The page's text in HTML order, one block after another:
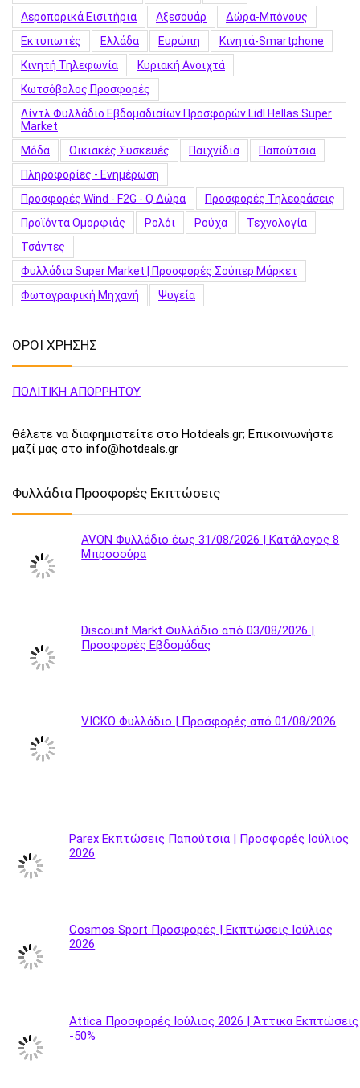
Αεροπορικά Εισιτήρια
Αξεσουάρ
Δώρα-Μπόνους
Εκτυπωτές
Ελλάδα Ευρώπη
Κινητά-Smartphone
Κινητή Τηλεφωνία
Κυριακή Ανοιχτά
Κωτσόβολος Προσφορές
Λίντλ Φυλλάδιο Εβδομαδιαίων Προσφορών Lidl Hellas Super
Market
Μόδα
Οικιακές Συσκευές Παιχνίδια
Παπούτσια
Πληροφορίες - Ενημέρωση
Προσφορές Wind - F2G - Q Δώρα
Προσφορές Τηλεοράσεις
Προϊόντα Ομορφιάς
Ρολόι Ρούχα
Τεχνολογία
Τσάντες
Φυλλάδια Super Market | Προσφορές Σούπερ Μάρκετ
Φωτογραφική Μηχανή
Ψυγεία
ΟΡΟΙ ΧΡΗΣΗΣ
ΠΟΛΙΤΙΚΗ ΑΠΟΡΡΗΤΟΥ
Θέλετε να διαφημιστείτε στο Hotdeals.gr; Επικοινωνήστε
μαζί μας στο info@hotdeals.gr
Φυλλάδια Προσφορές Εκπτώσεις
AVON Φυλλάδιο έως 31/08/2026 | Κατάλογος 8
Μπροσούρα
Discount Markt Φυλλάδιο από 03/08/2026 |
Προσφορές Εβδομάδας
VICKO Φυλλάδιο | Προσφορές από 01/08/2026
Parex Εκπτώσεις Παπούτσια | Προσφορές Ιούλιος
2026
Cosmos Sport Προσφορές | Εκπτώσεις Ιούλιος
2026
Attica Προσφορές Ιούλιος 2026 | Άττικα Εκπτώσεις
-50%